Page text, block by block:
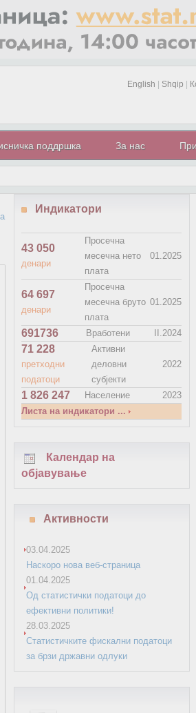
English Shqip
поддршка За нас
завод за статистика, која од 07
Индикатори
43 050
денари
Просечна
месечна нето
плата
01.2025
64 697
денари
Просечна
месечна бруто
плата
01.2025
691736 Вработени II.2024
71 228
претходни
податоци
Активни
деловни
субјекти
2022
1 826 247 Население
2023
Листа на индикатори ...
Календар на
објавување
Активности
03.04.2025
Наскоро нова веб-страница
01.04.2025
Од статистички податоци до
ефективни политики!
28.03.2025
Статистичките фискални податоци
за брзи државни одлуки